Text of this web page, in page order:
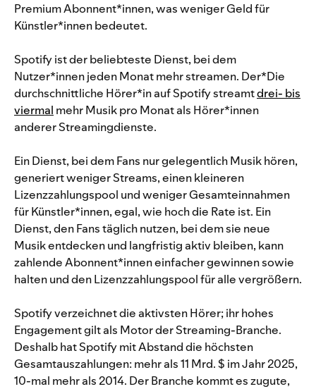
Premium Abonnent*innen, was weniger Geld für
Künstler*innen bedeutet.
Spotify ist der beliebteste Dienst, bei dem
Nutzer*innen jeden Monat mehr streamen. Der*Die
durchschnittliche Hörer*in auf Spotify streamtdrei- bis
viermal mehr Musik pro Monat als Hörer*innen
anderer Streamingdienste.
Ein Dienst, bei dem Fans nur gelegentlich Musik hören,
generiert weniger Streams, einen kleineren
Lizenzzahlungspool und weniger Gesamteinnahmen
für Künstler*innen, egal, wie hoch die Rate ist. Ein
Dienst, den Fans täglich nutzen, bei dem sie neue
Musik entdecken und langfristig aktiv bleiben, kann
zahlende Abonnent*innen einfacher gewinnen sowie
halten und den Lizenzzahlungspool für alle vergrößern.
Spotify verzeichnet die aktivsten Hörer; ihr hohes
Engagement gilt als Motor der Streaming-Branche.
Deshalb hat Spotify mit Abstand die höchsten
Gesamtauszahlungen: mehr als 11 Mrd. $ im Jahr 2025,
10-mal mehr als 2014. Der Branche kommt es zugute,